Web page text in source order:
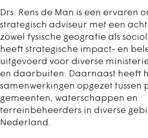
Drs. Rens de Man is een ervaren
strategisch adviseur met een
zowel fysische geografie als
heeft strategische impact- en
uitgevoerd voor diverse
en daarbuiten. Daarnaast heeft
samenwerkingen opgezet tussen
gemeenten, waterschappen en
terreinbeheerders in diverse
Nederland.